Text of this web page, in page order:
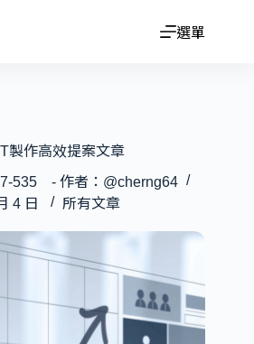
選單
製作高效提案文章
535 - 作者：@cherng64
4 日
所有文章